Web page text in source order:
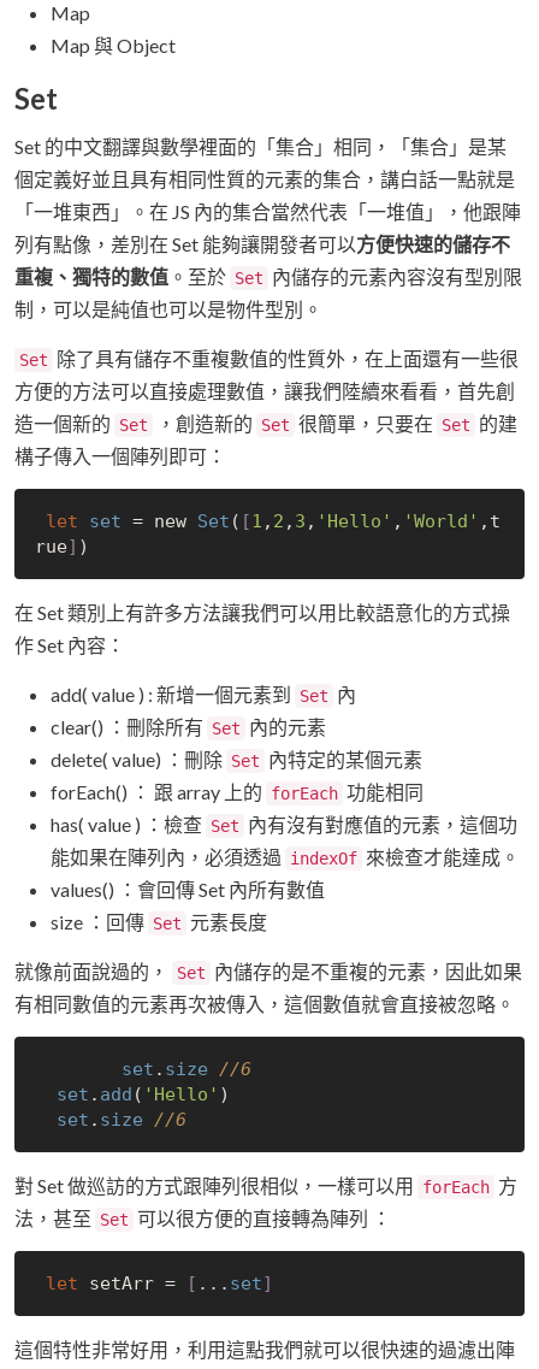
Map
Map 與 Object
Set
Set 的中文翻譯與數學裡面的「集合」相同，「集合」是某
個定義好並且具有相同性質的元素的集合，講白話一點就是
「一堆東西」。在 JS 內的集合當然代表「一堆值」，他跟陣
列有點像，差別在 Set 能夠讓開發者可以方便快速的儲存不
重複、獨特的數值 。至於 Set 內儲存的元素內容沒有型別限
制，可以是純值也可以是物件型別。
Set
除了具有儲存不重複數值的性質外，在上面還有一些很
方便的方法可以直接處理數值，讓我們陸續來看看，首先創
造一個新的 Set ，創造新的 Set 很簡單，只要在 Set 的建
構子傳入一個陣列即可：
let set = new Set ( [1 , 2 , 3 , 'Hello' , 'World' , t
rue]
在 Set 類別上有許多方法讓我們可以用比較語意化的方式操
作 Set 內容：
add( value ) : 新增一個元素到 Set 內
clear() ：刪除所有 Set 內的元素
delete( value) ：刪除 Set 內特定的某個元素
forEach() ： 跟 array 上的 forEach 功能相同
has( value ) ：檢查 Set 內有沒有對應值的元素，這個功
能如果在陣列內，必須透過 indexOf 來檢查才能達成。
values() ：會回傳 Set 內所有數值
size ：回傳 Set 元素長度
就像前面說過的， Set 內儲存的是不重複的元素，因此如果
有相同數值的元素再次被傳入，這個數值就會直接被忽略。
set . size
//6
set . add ( 'Hello' )
set . size //6
對 Set 做巡訪的方式跟陣列很相似，一樣可以用 forEach 方
法，甚至 Set 可以很方便的直接轉為陣列 ：
let setArr = [ ... set]
這個特性非常好用，利用這點我們就可以很快速的過濾出陣